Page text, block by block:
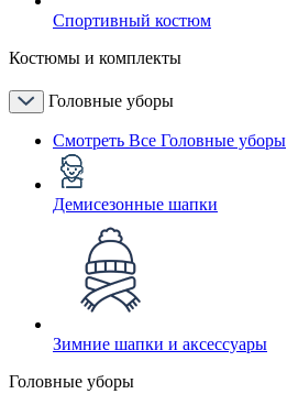
Спортивный костюм
Костюмы и комплекты
Головные уборы
Смотреть Все Головные уборы
Демисезонные шапки
Зимние шапки и аксессуары
Головные уборы